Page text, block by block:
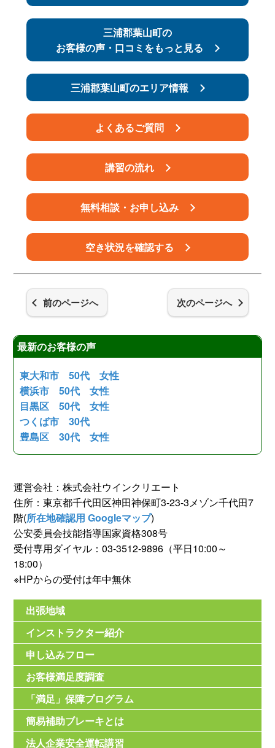
三浦郡葉山町の
お客様の声・口コミをもっと見る
三浦郡葉山町のエリア情報
よくあるご質問
講習の流れ
無料相談・お申し込み
空き状況を確認する
前のページへ 次のページへ
最新のお客様の声
東大和市 50代 女性
横浜市 50代 女性
目黒区 50代 女性
つくば市 30代
豊島区 30代 女性
運営会社：株式会社ウインクリエート
住所：東京都千代田区神田神保町3-23-3メゾン千代田7
階(所在地確認用 Googleマップ)
公安委員会技能指導国家資格308号
受付専用ダイヤル：03-3512-9896（平日10:00～
18:00）
※HPからの受付は年中無休
出張地域
インストラクター紹介
申し込みフロー
お客様満足度調査
「満足」保障プログラム
簡易補助ブレーキとは
法人企業安全運転講習